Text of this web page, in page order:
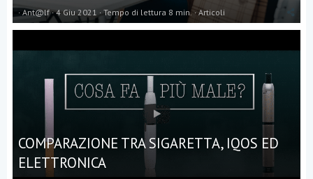
Ant@lf 4 Giu 2021 Tempo di lettura 8 min. Articoli
COMPARAZIONE TRA SIGARETTA, IQOS ED
ELETTRONICA